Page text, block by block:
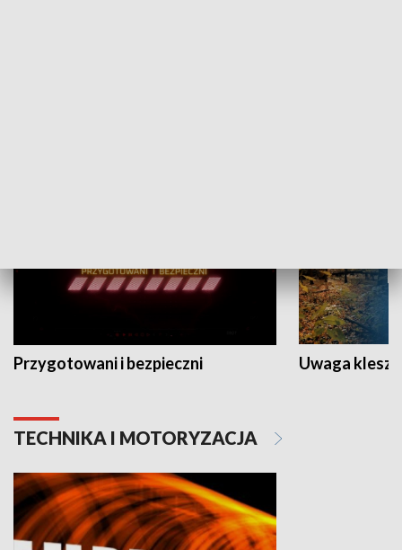
Przygotowani i bezpieczni Uwaga
TECHNIKA I MOTORYZACJA